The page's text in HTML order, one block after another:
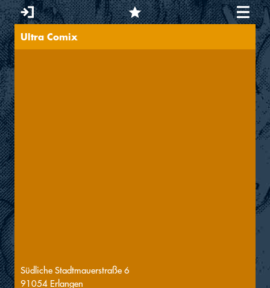
Sie sind hier
Ultra Comix
Südliche Stadtmauerstraße 6
91054 Erlangen